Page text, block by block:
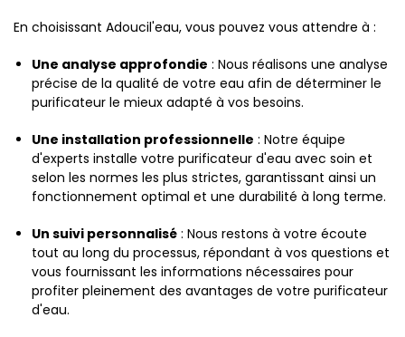
En choisissant Adoucil'eau, vous pouvez vous attendre à :
Une analyse approfondie : Nous réalisons une analyse
précise de la qualité de votre eau afin de déterminer le
purificateur le mieux adapté à vos besoins.
Une installation professionnelle : Notre équipe
d'experts installe votre purificateur d'eau avec soin et
selon les normes les plus strictes, garantissant ainsi un
fonctionnement optimal et une durabilité à long terme.
Un suivi personnalisé : Nous restons à votre écoute
tout au long du processus, répondant à vos questions et
vous fournissant les informations nécessaires pour
profiter pleinement des avantages de votre purificateur
d'eau.